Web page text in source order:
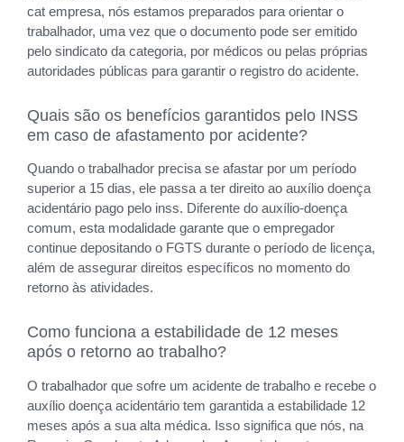
cat empresa, nós estamos preparados para orientar o
trabalhador, uma vez que o documento pode ser emitido
pelo sindicato da categoria, por médicos ou pelas próprias
autoridades públicas para garantir o registro do acidente.
Quais são os benefícios garantidos pelo INSS
em caso de afastamento por acidente?
Quando o trabalhador precisa se afastar por um período
superior a 15 dias, ele passa a ter direito ao auxílio doença
acidentário pago pelo inss. Diferente do auxílio-doença
comum, esta modalidade garante que o empregador
continue depositando o FGTS durante o período de licença,
além de assegurar direitos específicos no momento do
retorno às atividades.
Como funciona a estabilidade de 12 meses
após o retorno ao trabalho?
O trabalhador que sofre um acidente de trabalho e recebe o
auxílio doença acidentário tem garantida a estabilidade 12
meses após a sua alta médica. Isso significa que nós, na